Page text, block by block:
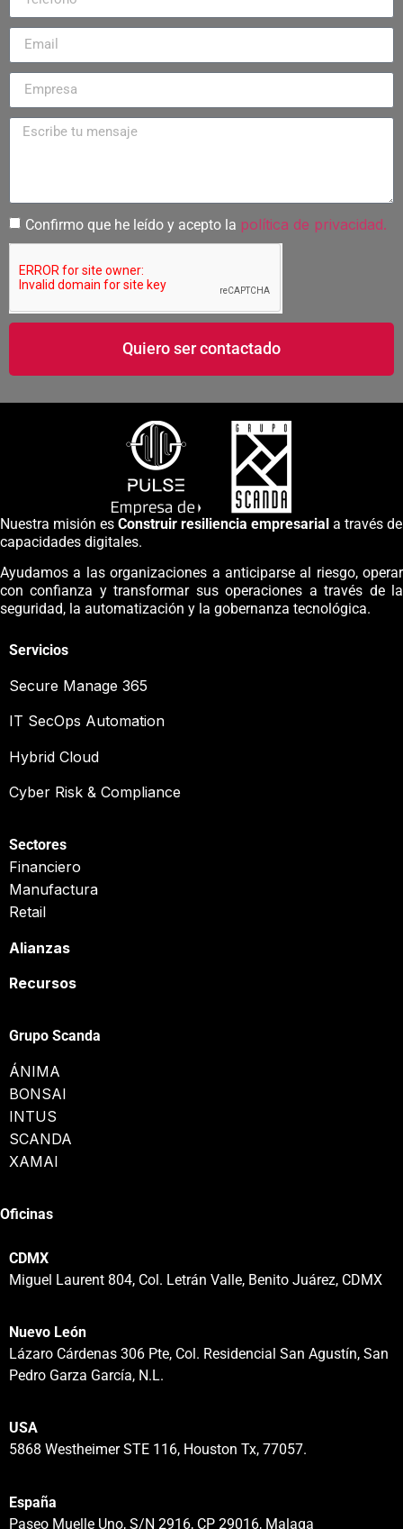
Confirmo que he leído y acepto la política de privacidad.
Quiero ser contactado
Nuestra misión es Construir resiliencia empresarial a través de
capacidades digitales.
Ayudamos a las organizaciones a anticiparse al riesgo, operar
con confianza y transformar sus operaciones a través de la
seguridad, la automatización y la gobernanza tecnológica.
Servicios
Secure Manage 365
IT SecOps Automation
Hybrid Cloud
Cyber Risk & Compliance
Sectores
Financiero
Manufactura
Retail
Alianzas
Recursos
Grupo Scanda
ÁNIMA
BONSAI
INTUS
SCANDA
XAMAI
Oficinas
CDMX
Miguel Laurent 804, Col. Letrán Valle, Benito Juárez, CDMX
Nuevo León
Lázaro Cárdenas 306 Pte, Col. Residencial San Agustín, San
Pedro Garza García, N.L.
USA
5868 Westheimer STE 116, Houston Tx, 77057.
España
Paseo Muelle Uno, S/N 2916, CP 29016, Malaga